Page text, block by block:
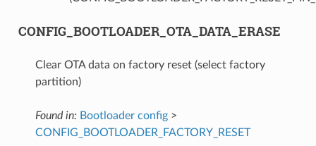
CONFIG_BOOTLOADER_OTA_DATA_ERASE
Clear OTA data on factory reset (select factory
partition)
Found in: Bootloader config>
CONFIG_BOOTLOADER_FACTORY_RESET